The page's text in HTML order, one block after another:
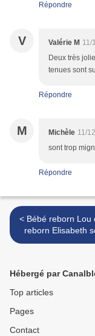
Répondre
V Valérie M 11/
Deux très
tenues sont
Répondre
M Michèle 11/
sont trop
Répondre
< Bébé reborn Lou et bébé
reborn Elisabeth
cours de
Hébergé par
Top articles
Pages
Contact